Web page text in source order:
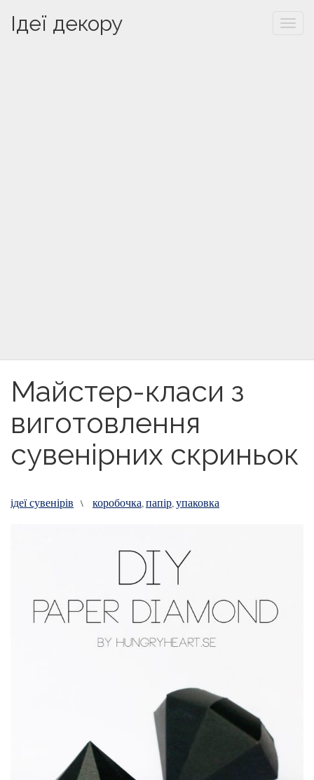
Ідеї декору
Майстер-класи з
виготовлення
сувенірних скриньок
ідеї сувенірів \ коробочка,папір,упаковка